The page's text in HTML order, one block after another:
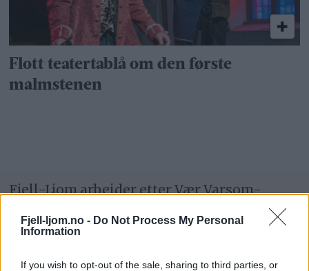
Fjell-ljom.no - Do Not Process My Personal
Information
If you wish to opt-out of the sale, sharing to third parties, or
Flott teatertablå om den første
malmstenen
Fjell-Ljom arbeider etterVær Varsom-
medieomtale, oppfordres til å ta kontakt